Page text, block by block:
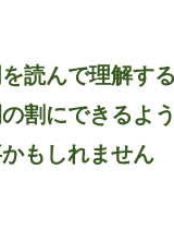
読んで理解す
割にできるよ
もしれません